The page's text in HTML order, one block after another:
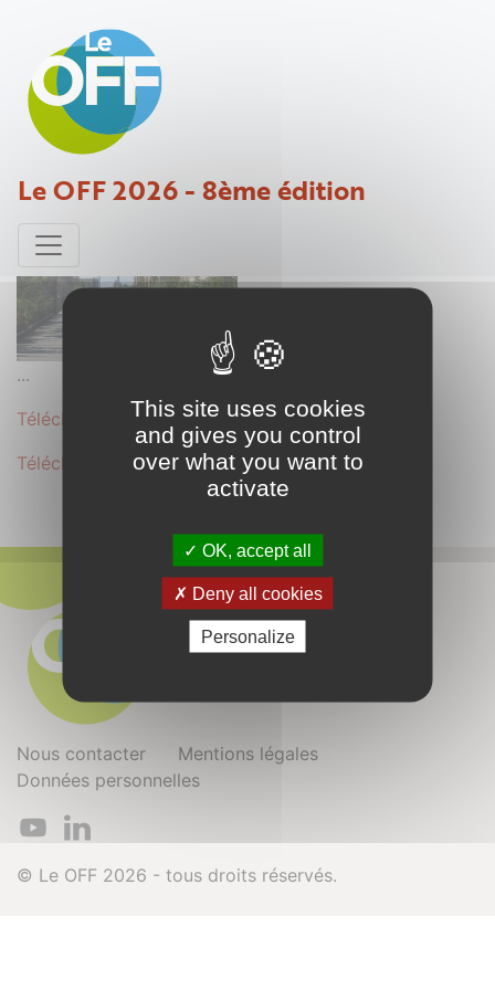
Le OFF 2026 - 8ème édition
ENTREE DE VILLE DU HAVRE
Projet déposé par L'ANTON - 31 janvier 2019
...
Télécharger le dossier complet au format .PDF
Télécharger le dossier secondaire au format .PDF
Nous contacter
Mentions légales
Données personnelles
© Le OFF 2026 - tous droits réservés.
This site uses cookies
and gives you control
over what you want to
activate
OK, accept all
Deny all cookies
Personalize